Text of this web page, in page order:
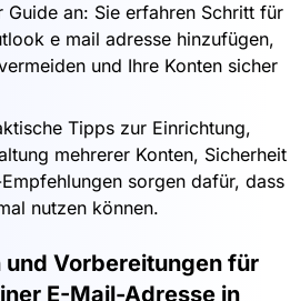
Guide an: Sie erfahren Schritt für
e mail adresse hinzufügen,
und Ihre Konten sicher
Tipps zur Einrichtung,
mehrerer Konten, Sicherheit
sorgen dafür, dass
nutzen können.
Vorbereitungen für
E-Mail-Adresse in